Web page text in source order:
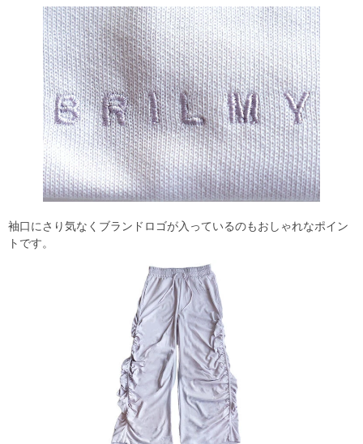
袖口にさり気なくブランドロゴが入っているのもおしゃれなポイン
トです。